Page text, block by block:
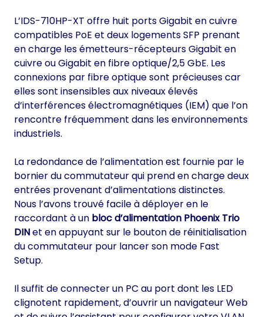
L’IDS-710HP-XT offre huit ports Gigabit en cuivre
compatibles PoE et deux logements SFP prenant
en charge les émetteurs-récepteurs Gigabit en
cuivre ou Gigabit en fibre optique/2,5 GbE. Les
connexions par fibre optique sont précieuses car
elles sont insensibles aux niveaux élevés
d’interférences électromagnétiques (IEM) que l’on
rencontre fréquemment dans les environnements
industriels.
La redondance de l’alimentation est fournie par le
bornier du commutateur qui prend en charge deux
entrées provenant d’alimentations distinctes.
Nous l’avons trouvé facile à déployer en le
raccordant à un bloc d’alimentation Phoenix Trio
DINet en appuyant sur le bouton de réinitialisation
du commutateur pour lancer son mode Fast
Setup.
Il suffit de connecter un PC au port dont les LED
clignotent rapidement, d’ouvrir un navigateur Web